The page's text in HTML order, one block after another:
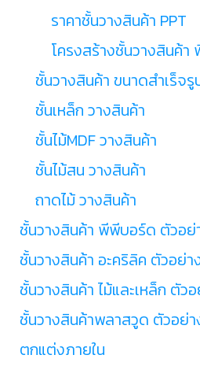
ราคาชั้นวางสินค้า PPT
โครงสร้างชั้นวางสินค้
ชั้นวางสินค้า ขนาดสำเร็จรู
ชั้นเหล็ก วางสินค้า
ชั้นไม้MDF วางสินค้า
ชั้นไม้สน วางสินค้า
ถาดไม้ วางสินค้า
ชั้นวางสินค้า พีพีบอร์ด ตัวอย่
ชั้นวางสินค้า อะคริลิค ตัวอย่า
ชั้นวางสินค้า ไม้และเหล็ก ตัว
ชั้นวางสินค้าพลาสวูด ตัวอย่า
ตกแต่งภายใน